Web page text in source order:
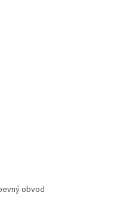
obvod